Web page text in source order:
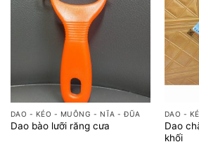
DAO - KÉO - MUỖNG - NĨA - ĐŨA
Dao bào lưỡi răng cưa
DAO -
Dao
khối